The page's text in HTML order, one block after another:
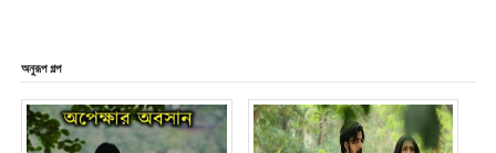
অনুরূপ গল্প